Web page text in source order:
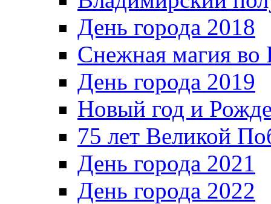
День города 2018
Снежная магия во
День города 2019
Новый год и
75 лет Великой
День города 2021
День города 2022